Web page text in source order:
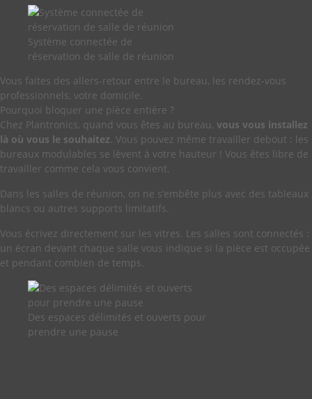
Système connectée de
réservation de salle de réunion
Vous faites des allers-retour entre le bureau, les rendez-vous
professionnels, votre domicile.
Pourquoi bloquer une pièce entière ?
Chez Plantronics, quand vous êtes au bureau, vous vous installez
là où vous le souhaitez. Vous pouvez même travailler debout : les
bureaux modulables se lèvent à votre hauteur ! Vous êtes libre de
travailler comme cela vous convient.
Dans les salles de réunion, on ne s’embête plus avec des tableaux
blancs ou autres supports limitatifs.
Vous écrivez directement sur les vitres. Les salles sont connectés :
un écran devant chaque salle vous indique si la pièce est occupée
et pendant combien de temps.
Des espaces délimités et ouverts pour
prendre une pause